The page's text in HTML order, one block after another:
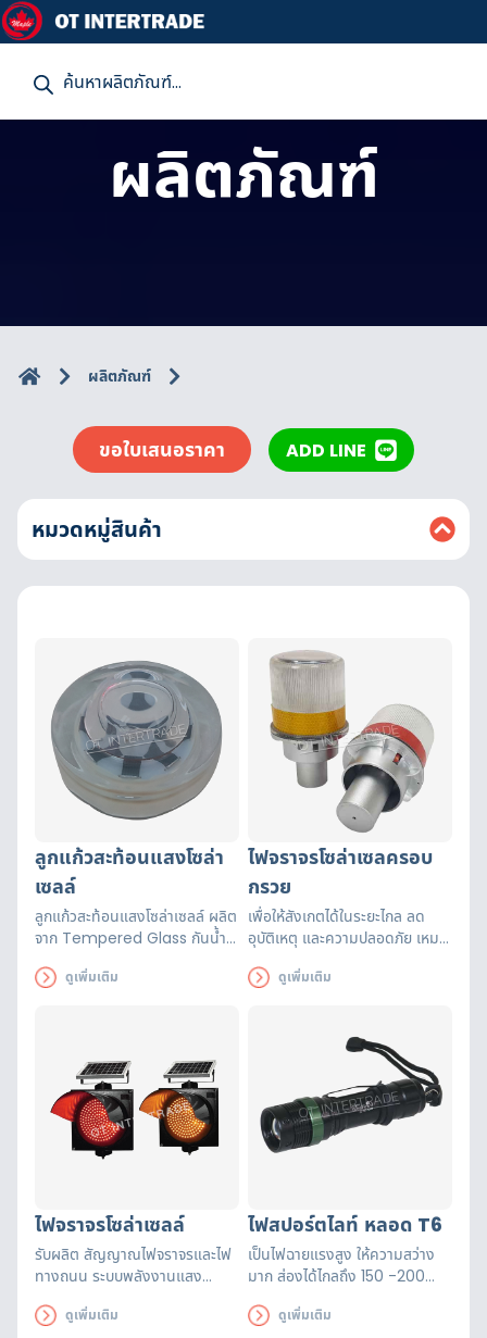
d
ผลิตภัณฑ์
ผลิตภัณฑ์
ขอใบเสนอราคา ADD LINE
หมวดหมู่สินค้า
ลูกแก้วสะท้อนแสงโซล่า
เซลล์
ลูกแก้วสะท้อนแสงโซล่าเซลล์ ผลิต
จาก Tempered Glass กันน้ำ
เป็น Monocrystalline
ดูเพิ่มเติม
ไฟจราจรโซล่าเซลครอบ
กรวย
เพื่อให้สังเกตได้ในระยะไกล ลด
อุบัติเหตุ และความปลอดภัย เหมาะ
สินค้า สถานที่ก่อสร้าง ใช้ร่วมกับ
ดูเพิ่มเติม
ไฟจราจรโซล่าเซลล์
รับผลิต สัญญาณไฟจราจรและไฟ
ทางถนน ระบบพลังงานแสง
โอยอัตโนมัติ ทำให้เพิ่มวิสัญทัศน์
ดูเพิ่มเติม
ไฟสปอร์ตไลท์ หลอด T6
เป็นไฟฉายแรงสูง ให้ความสว่าง
มาก ส่องได้ไกลถึง 150 -200
เหมาะสำหรับใช้งานได้ทุกประเภท
ดูเพิ่มเติม